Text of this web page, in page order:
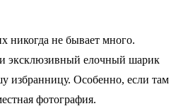
никогда не бывает много.
эксклюзивный елочный шарик
избранницу. Особенно, если там
фотография.